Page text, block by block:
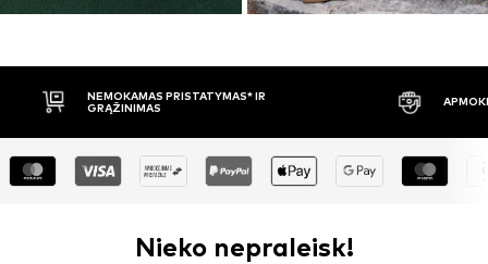
APMOKĖJIMAS PRISTAČIUS 30 DIENŲ
Nieko nepraleisk!